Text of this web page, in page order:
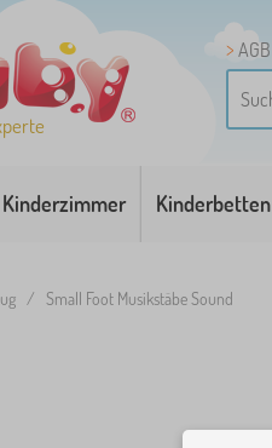
AGB
Kinderzimmer Kinderbetten
/ Small Foot Musikstäbe Sound